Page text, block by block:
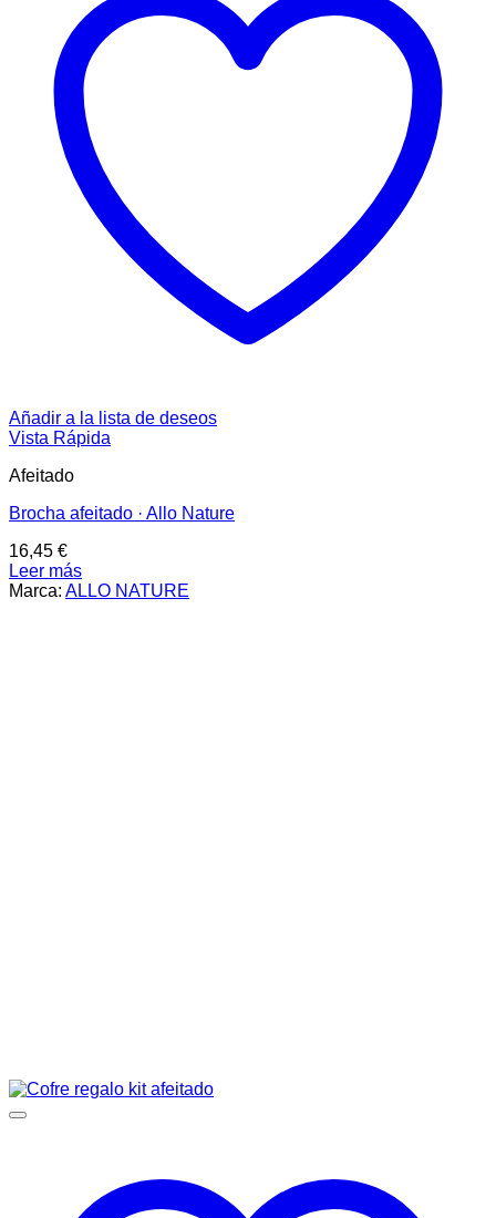
Añadir a la lista de deseos
Vista Rápida
Afeitado
Brocha afeitado · Allo Nature
16,45 €
Leer más
Marca: ALLO NATURE